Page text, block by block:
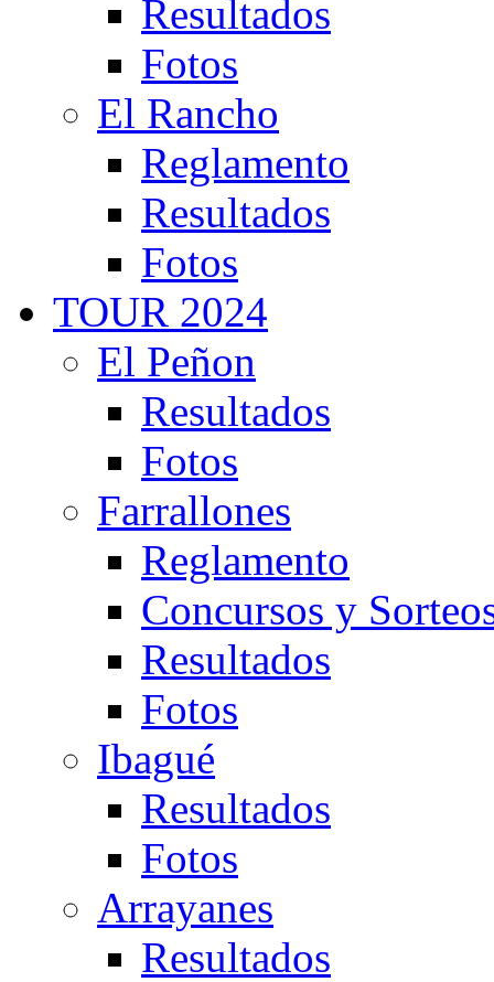
Resultados
Fotos
El Rancho
Reglamento
Resultados
Fotos
TOUR 2024
El Peñon
Resultados
Fotos
Farrallones
Reglamento
Concursos y
Resultados
Fotos
Ibagué
Resultados
Fotos
Arrayanes
Resultados